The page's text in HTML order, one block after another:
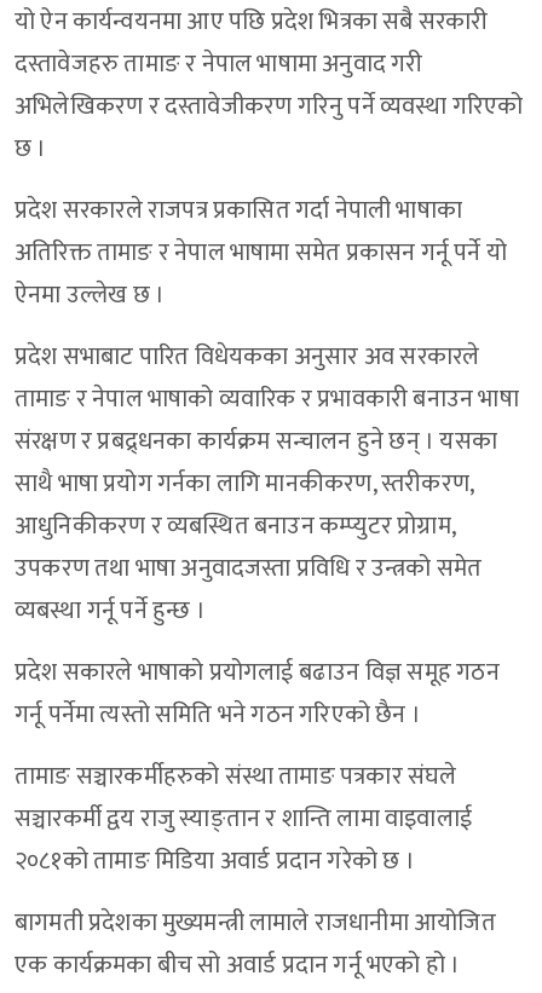
यो ऐन कार्यन्वयनमा आए पछि प्रदेश भित्रका सबै सरकारी
दस्तावेजहरु तामाङ र नेपाल भाषामा अनुवाद गरी
अभिलेखिकरण र दस्तावेजीकरण गरिनु पर्ने व्यवस्था गरिएको
छ ।
प्रदेश सरकारले राजपत्र प्रकासित गर्दा नेपाली भाषाका
अतिरिक्त तामाङ र नेपाल भाषामा समेत प्रकासन गर्नू पर्ने यो
ऐनमा उल्लेख छ ।
प्रदेश सभाबाट पारित विधेयकका अनुसार अव सरकारले
तामाङ र नेपाल भाषाको व्यवारिक र प्रभावकारी बनाउन भाषा
संरक्षण र प्रबद्र्धनका कार्यक्रम सन्चालन हुने छन् । यसका
साथै भाषा प्रयोग गर्नका लागि मानकीकरण, स्तरीकरण,
आधुनिकीकरण र व्यबस्थित बनाउन कम्प्युटर प्रोग्राम,
उपकरण तथा भाषा अनुवादजस्ता प्रविधि र उन्त्रको समेत
व्यबस्था गर्नू पर्ने हुन्छ ।
प्रदेश सकारले भाषाको प्रयोगलाई बढाउन विज्ञ समूह गठन
गर्नू पर्नेमा त्यस्तो समिति भने गठन गरिएको छैन ।
तामाङ सञ्चारकर्मीहरुको संस्था तामाङ पत्रकार संघले
सञ्चारकर्मी द्वय राजु स्याङ्तान र शान्ति लामा वाइवालाई
२०८१को तामाङ मिडिया अवार्ड प्रदान गरेको छ ।
बागमती प्रदेशका मुख्यमन्त्री लामाले राजधानीमा आयोजित
एक कार्यक्रमका बीच सो अवार्ड प्रदान गर्नू भएको हो ।